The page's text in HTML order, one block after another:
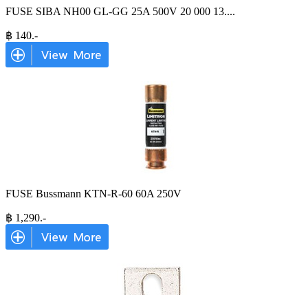
FUSE SIBA NH00 GL-GG 25A 500V 20 000 13....
฿ 140.-
FUSE Bussmann KTN-R-60 60A 250V
฿ 1,290.-